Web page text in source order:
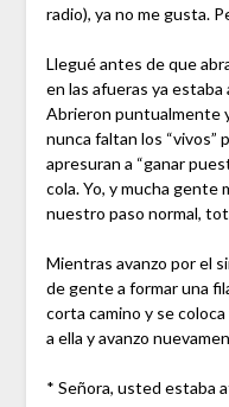
radio), ya no me gusta.
Llegué antes de que
en las afueras ya estaba
Abrieron puntualmente
nunca faltan los “vivos”
apresuran a “ganar
cola. Yo, y mucha gente
nuestro paso normal,
Mientras avanzo por el
de gente a formar una
corta camino y se
a ella y avanzo
* Señora, usted estaba